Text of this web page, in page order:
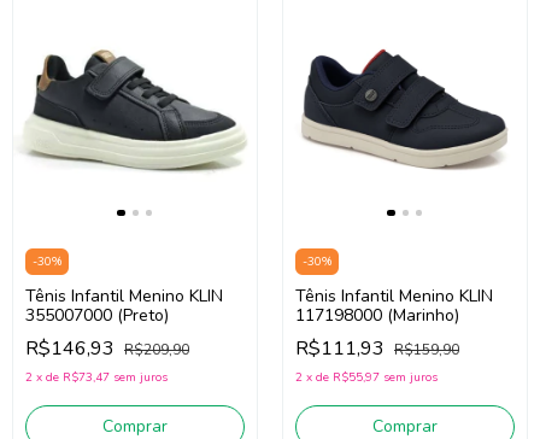
-30%
Tênis Infantil Menino KLIN
355007000 (Preto)
R$146,93 R$209,90
2 x de R$73,47 sem juros
Comprar
-30%
Tênis Infantil Menino KLIN
117198000 (Marinho)
R$111,93 R$159,90
2 x de R$55,97 sem juros
Comprar